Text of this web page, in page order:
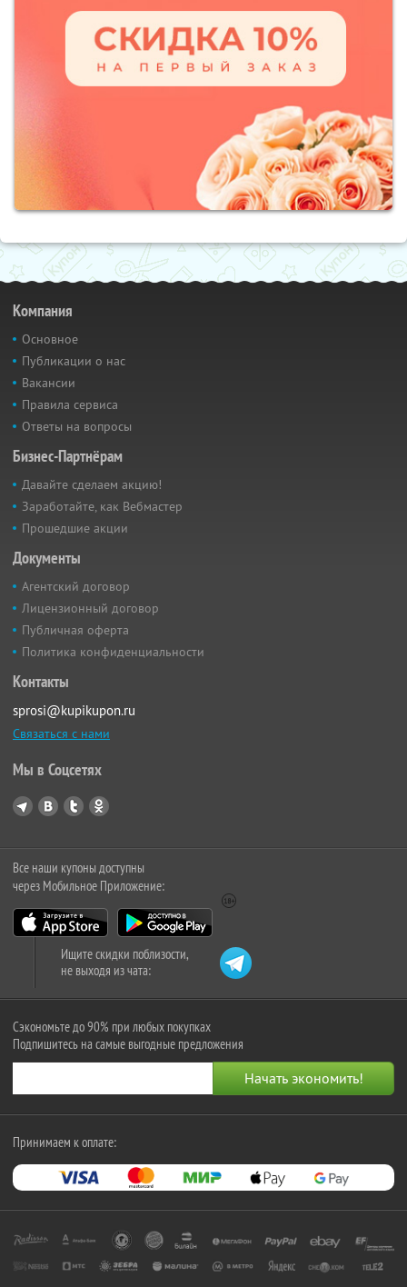
Компания
Основное
Публикации о нас
Вакансии
Правила сервиса
Ответы на вопросы
Бизнес-Партнёрам
Давайте сделаем акцию!
Заработайте, как Вебмастер
Прошедшие акции
Документы
Агентский договор
Лицензионный договор
Публичная оферта
Политика конфиденциальности
Контакты
sprosi@kupikupon.ru
Связаться с нами
Мы в Соцсетях
Все наши купоны доступны
через Мобильное Приложение:
Ищите скидки поблизости,
не выходя из чата:
Сэкономьте до 90% при любых покупках
Подпишитесь на самые выгодные предложения
Принимаем к оплате: